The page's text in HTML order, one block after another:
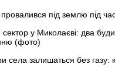
під землю під
у Миколаєві: два
(фото)
села залишаться без газу: